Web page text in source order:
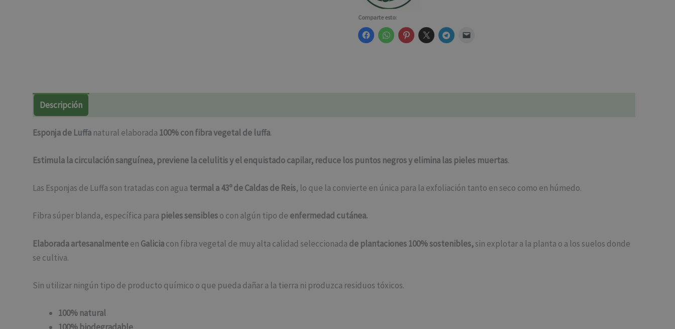
Comparte esto:
Descripción
Esponja de Luffanatural elaborada 100% con fibra vegetal de luffa.
Estimula la circulación sanguínea, previene la celulitis y el enquistado capilar, reduce los puntos negros y elimina las pieles muertas.
Las Esponjas de Luffa son tratadas con agua termal a 43º de Caldas de Reis, lo que la convierte en única para la exfoliación tanto en seco como en húmedo.
Fibra súper blanda, específica para pieles sensibleso con algún tipo de enfermedad cutánea.
Elaborada artesanalmenteen Galiciacon fibra vegetal de muy alta calidad seleccionada de plantaciones 100% sostenibles,sin explotar a la planta o a los suelos donde
se cultiva.
Sin utilizar ningún tipo de producto químico o que pueda dañar a la tierra ni produzca residuos tóxicos.
100% natural